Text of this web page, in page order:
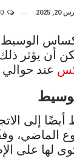
20, 2025
الوسيط
أن يؤثر
عند حوالي 38.29 دولارًا للبرميل.
إلى
عند 538.1